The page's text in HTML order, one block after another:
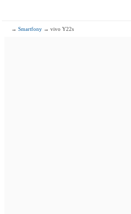
→Smartfony → vivo Y22s